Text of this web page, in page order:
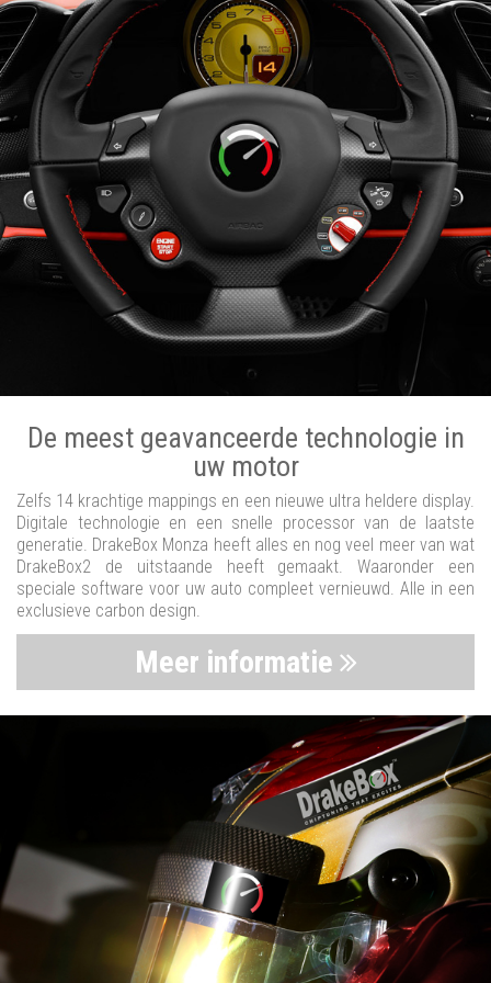
De meest geavanceerde technologie in
uw motor
Zelfs 14 krachtige mappings en een nieuwe ultra heldere display.
Digitale technologie en een snelle processor van de laatste
generatie. DrakeBox Monza heeft alles en nog veel meer van wat
DrakeBox2 de uitstaande heeft gemaakt. Waaronder een
speciale software voor uw auto compleet vernieuwd. Alle in een
exclusieve carbon design.
Meer informatie